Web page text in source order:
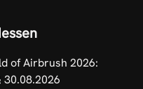
of Airbrush 2026:
30.08.2026